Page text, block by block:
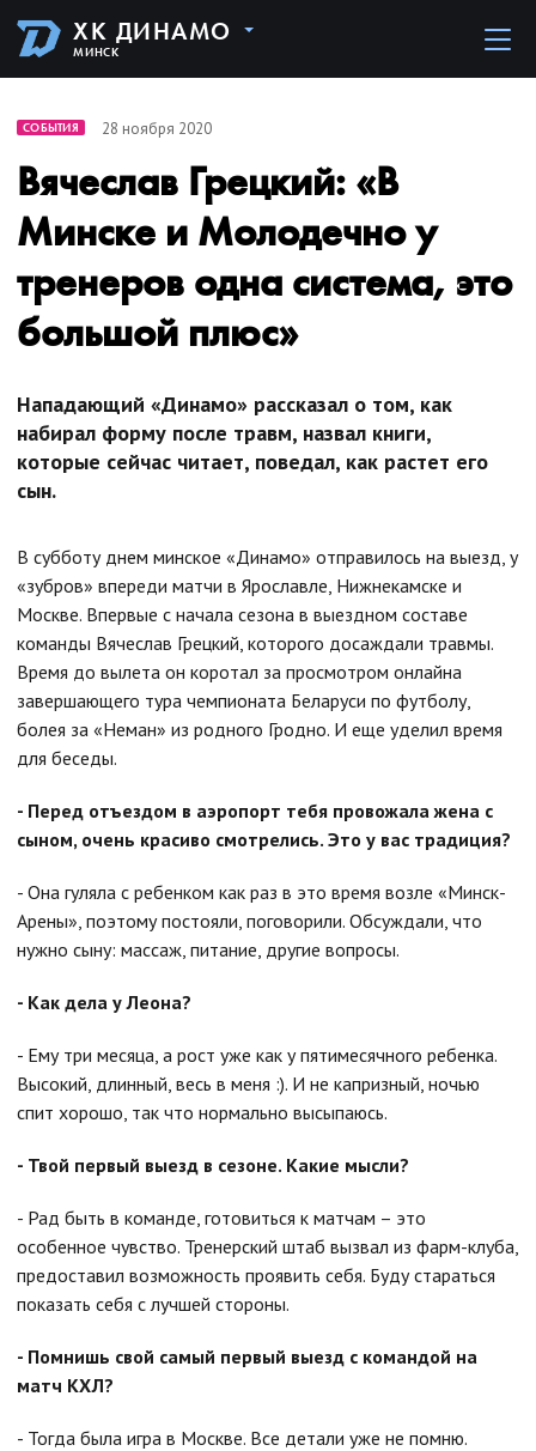
ХК ДИНАМО
МИНСК
СОБЫТИЯ 28 ноября 2020
Вячеслав Грецкий: «В
Минске и Молодечно у
тренеров одна система, это
большой плюс»
Нападающий «Динамо» рассказал о том, как
набирал форму после травм, назвал книги,
которые сейчас читает, поведал, как растет его
сын.
В субботу днем минское «Динамо» отправилось на выезд, у
«зубров» впереди матчи в Ярославле, Нижнекамске и
Москве. Впервые с начала сезона в выездном составе
команды Вячеслав Грецкий, которого досаждали травмы.
Время до вылета он коротал за просмотром онлайна
завершающего тура чемпионата Беларуси по футболу,
болея за «Неман» из родного Гродно. И еще уделил время
для беседы.
- Перед отъездом в аэропорт тебя провожала жена с
сыном, очень красиво смотрелись. Это у вас традиция?
- Она гуляла с ребенком как раз в это время возле «Минск-
Арены», поэтому постояли, поговорили. Обсуждали, что
нужно сыну: массаж, питание, другие вопросы.
- Как дела у Леона?
- Ему три месяца, а рост уже как у пятимесячного ребенка.
Высокий, длинный, весь в меня :). И не капризный, ночью
спит хорошо, так что нормально высыпаюсь.
- Твой первый выезд в сезоне. Какие мысли?
- Рад быть в команде, готовиться к матчам – это
особенное чувство. Тренерский штаб вызвал из фарм-клуба,
предоставил возможность проявить себя. Буду стараться
показать себя с лучшей стороны.
- Помнишь свой самый первый выезд с командой на
матч КХЛ?
- Тогда была игра в Москве. Все детали уже не помню.